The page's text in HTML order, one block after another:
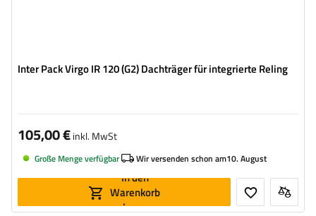
Inter Pack Virgo IR 120 (G2) Dachträger für integrierte Reling
105,00 €inkl. MwSt
Große Menge verfügbar Wir versenden schon am10. August
In den
Warenkorb
legen